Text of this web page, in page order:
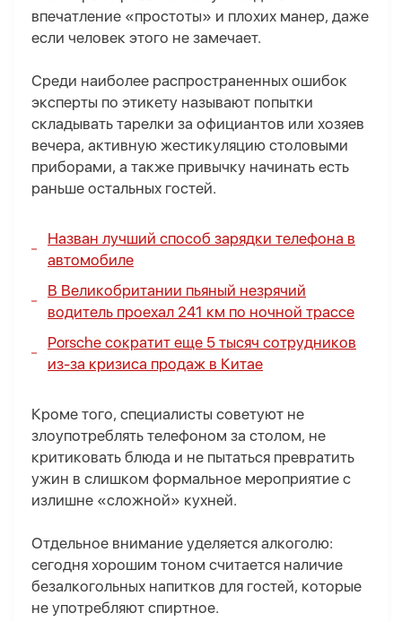
впечатление «простоты» и плохих манер, даже
если человек этого не замечает.
Среди наиболее распространенных ошибок
эксперты по этикету называют попытки
складывать тарелки за официантов или хозяев
вечера, активную жестикуляцию столовыми
приборами, а также привычку начинать есть
раньше остальных гостей.
Назван лучший способ зарядки телефона в
автомобиле
В Великобритании пьяный незрячий
водитель проехал 241 км по ночной трассе
Porsche сократит еще 5 тысяч сотрудников
из-за кризиса продаж в Китае
Кроме того, специалисты советуют не
злоупотреблять телефоном за столом, не
критиковать блюда и не пытаться превратить
ужин в слишком формальное мероприятие с
излишне «сложной» кухней.
Отдельное внимание уделяется алкоголю:
сегодня хорошим тоном считается наличие
безалкогольных напитков для гостей, которые
не употребляют спиртное.